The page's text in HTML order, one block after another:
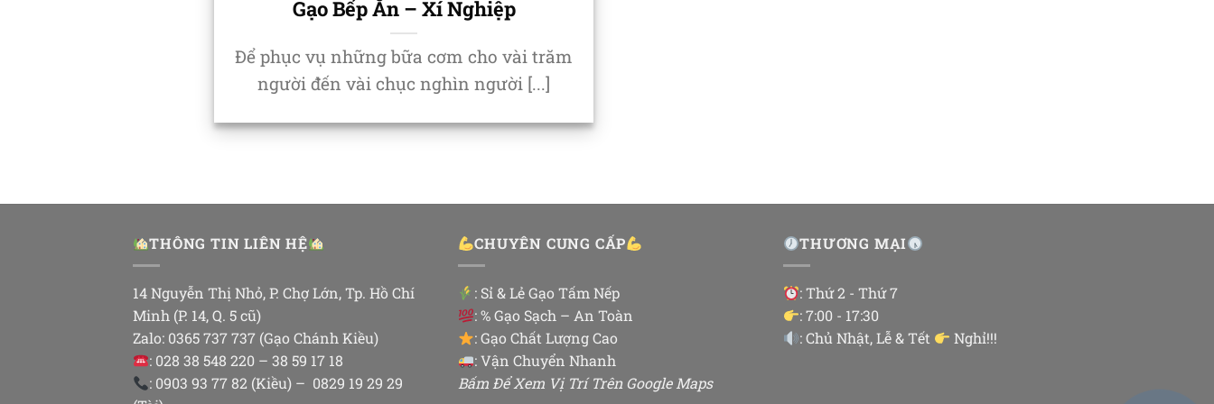
Gạo Bếp Ăn – Xí Nghiệp
Để phục vụ những bữa cơm cho vài trăm
người đến vài chục nghìn người [...]
THÔNG TIN LIÊN HỆ
14 Nguyễn Thị Nhỏ, P. Chợ Lớn, Tp. Hồ Chí
Minh (P. 14, Q. 5 cũ)
Zalo: 0365 737 737 (Gạo Chánh Kiều)
: 028 38 548 220 – 38 59 17 18
: 0903 93 77 82 (Kiều) – 0829 19 29 29
CHUYÊN CUNG CẤP
: Sỉ & Lẻ Gạo Tấm Nếp
: % Gạo Sạch – An Toàn
: Gạo Chất Lượng Cao
: Vận Chuyển Nhanh
Bấm Để Xem Vị Trí Trên Google Maps
THƯƠNG MẠI
: Thứ 2 - Thứ 7
: 7:00 - 17:30
: Chủ Nhật, Lễ & Tết
Nghỉ!!!